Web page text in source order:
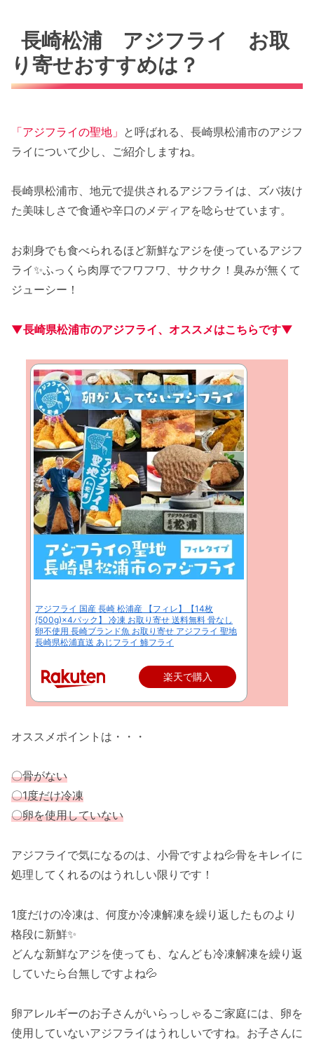
長崎松浦 アジフライ お取
り寄せおすすめは？
「アジフライの聖地」 と呼ばれる、長崎県松浦市のアジフ
ライについて少し、ご紹介しますね。
長崎県松浦市、地元で提供されるアジフライは、ズバ抜け
た美味しさで食通や辛口のメディアを唸らせています。
お刺身でも食べられるほど新鮮なアジを使っているアジフ
ライ✨ふっくら肉厚でフワフワ、サクサク！臭みが無くて
ジューシー！
▼長崎県松浦市のアジフライ、オススメはこちらです▼
アジフライ 国産 長崎 松浦産 【フィレ】【14枚
(500g)×4パック】 冷凍 お取り寄せ 送料無料 骨なし
卵不使用 長崎ブランド魚 お取り寄せ アジフライ 聖地
長崎県松浦直送 あじフライ 鯵フライ
楽天で購入
オススメポイントは・・・
〇骨がない
〇1度だけ冷凍
〇卵を使用していない
アジフライで気になるのは、小骨ですよね💦骨をキレイに
処理してくれるのはうれしい限りです！
1度だけの冷凍は、何度か冷凍解凍を繰り返したものより
格段に新鮮✨
どんな新鮮なアジを使っても、なんども冷凍解凍を繰り返
していたら台無しですよね💦
卵アレルギーのお子さんがいらっしゃるご家庭には、卵を
使用していないアジフライはうれしいですね。お子さんに